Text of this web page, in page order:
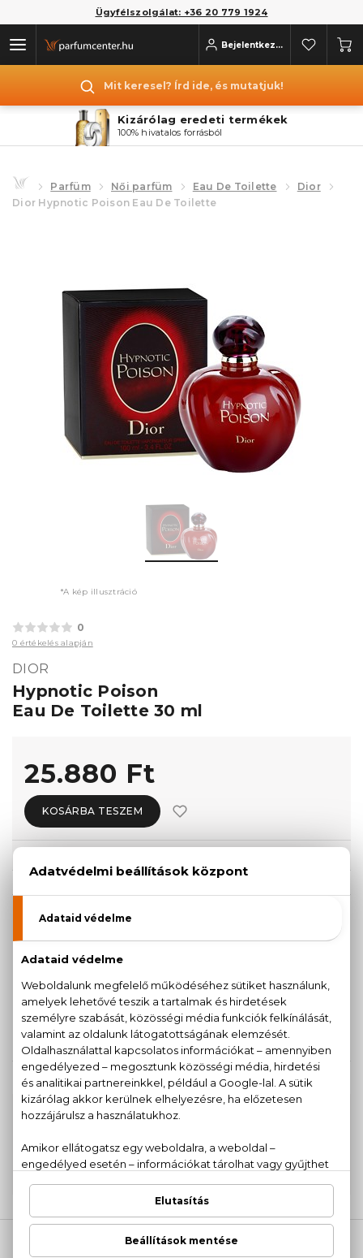
Ügyfélszolgálat: +36 20 779 1924
Bejelentkezés
Mit keresel? Írd ide, és mutatjuk!
Kizárólag eredeti termékek
100% hivatalos forrásból
Parfüm Női parfüm Eau De Toilette
Dior
Dior Hypnotic Poison Eau De Toilette
*A kép illusztráció
0
0 értékelés alapján
DIOR
Hypnotic Poison
Eau De Toilette 30 ml
25.880 Ft
KOSÁRBA TESZEM
KISZERELÉS KIVÁLASZTÁSA
25.880 Ft
36.810 Ft
150 ml
53.500 Ft
KAPCSOLÓDÓ TERMÉKEK
100% eredeti termékek,14 napos visszaküldési
Kérdésed van, elakadtál? Hívd ügyfélszolgálatunkat:
20 779 1924